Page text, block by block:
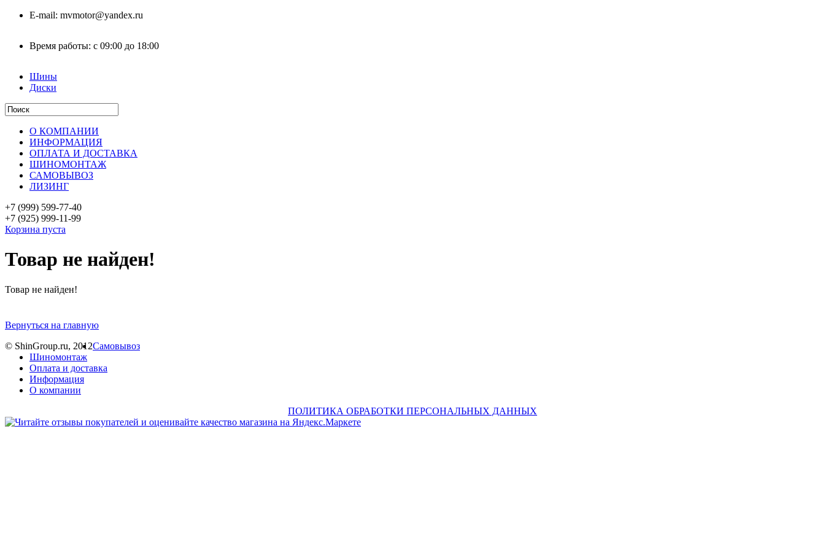
E-mail: mvmotor@yandex.ru
Время работы: с 09:00 до 18:00
Шины
Диски
О КОМПАНИИ
ИНФОРМАЦИЯ
ОПЛАТА И ДОСТАВКА
ШИНОМОНТАЖ
САМОВЫВОЗ
ЛИЗИНГ
+7 (999) 599-77-40
+7 (925) 999-11-99
Корзина пуста
Товар не найден!
Товар не найден!
Вернуться на главную
© ShinGroup.ru, 2012Самовывоз
Шиномонтаж
Оплата и доставка
Информация
О компании
ПОЛИТИКА ОБРАБОТКИ ПЕРСОНАЛЬНЫХ ДАННЫХ